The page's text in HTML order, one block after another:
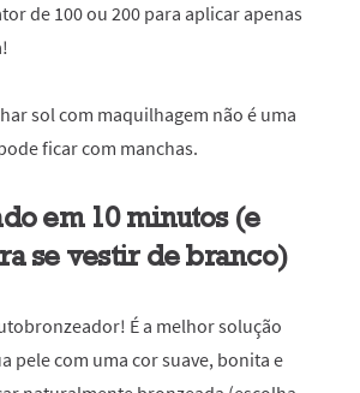
de 100 ou 200 para aplicar apenas
sol com maquilhagem não é uma
ficar com manchas.
em 10 minutos (e
se vestir de branco)
É a melhor solução
pele com uma cor suave, bonita e